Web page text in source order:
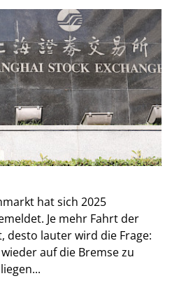
hat sich 2025
Je mehr Fahrt der
desto lauter wird die Frage:
auf die Bremse zu